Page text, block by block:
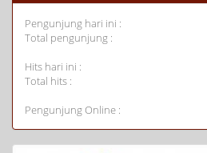
Pengunjung hari ini :
Total pengunjung :
Hits hari ini :
Total hits :
Pengunjung Online :